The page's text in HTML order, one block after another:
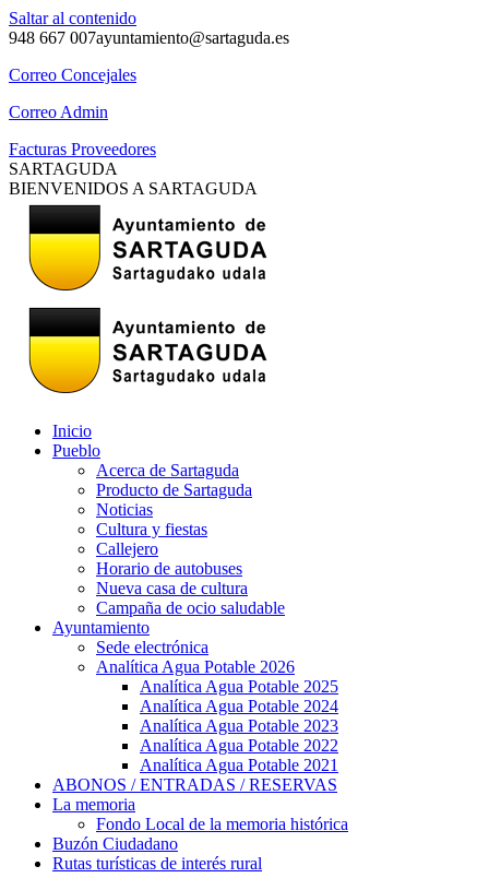
Saltar al contenido
948 667 007ayuntamiento@sartaguda.es
Correo Concejales
Correo Admin
Facturas Proveedores
SARTAGUDA
BIENVENIDOS A SARTAGUDA
Inicio
Pueblo
Acerca de Sartaguda
Producto de Sartaguda
Noticias
Cultura y fiestas
Callejero
Horario de autobuses
Nueva casa de cultura
Campaña de ocio saludable
Ayuntamiento
Sede electrónica
Analítica Agua Potable 2026
Analítica Agua Potable 2025
Analítica Agua Potable 2024
Analítica Agua Potable 2023
Analítica Agua Potable 2022
Analítica Agua Potable 2021
ABONOS / ENTRADAS / RESERVAS
La memoria
Fondo Local de la memoria histórica
Buzón Ciudadano
Rutas turísticas de interés rural